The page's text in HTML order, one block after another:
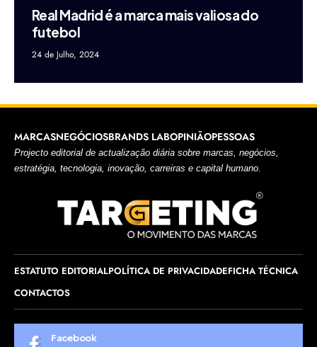
Real Madrid é a marca mais valiosa do
futebol
24 de Julho, 2024
MARCASNEGÓCIOSBRANDS LABOPINIÃOPESSOAS
Projecto editorial de actualização diária sobre marcas, negócios,
estratégia, tecnologia, inovação, carreiras e capital humano.
ESTATUTO EDITORIALPOLÍTICA DE PRIVACIDADEFICHA TÉCNICA
CONTACTOS
Facebook